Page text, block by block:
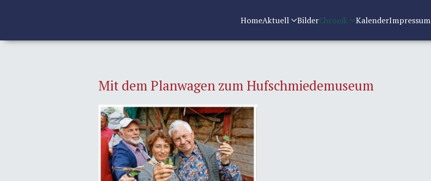
HomeAktuell BilderChronik KalenderImpressum
Mit dem Planwagen zum Hufschmiedemuseum